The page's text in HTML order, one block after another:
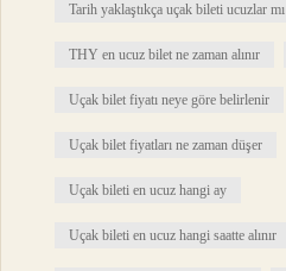
Tarih yaklaştıkça uçak bileti ucuzlar mı
THY en ucuz bilet ne zaman alınır
Uçak bilet fiyatı neye göre belirlenir
Uçak bilet fiyatları ne zaman düşer
Uçak bileti en ucuz hangi ay
Uçak bileti en ucuz hangi saatte alınır